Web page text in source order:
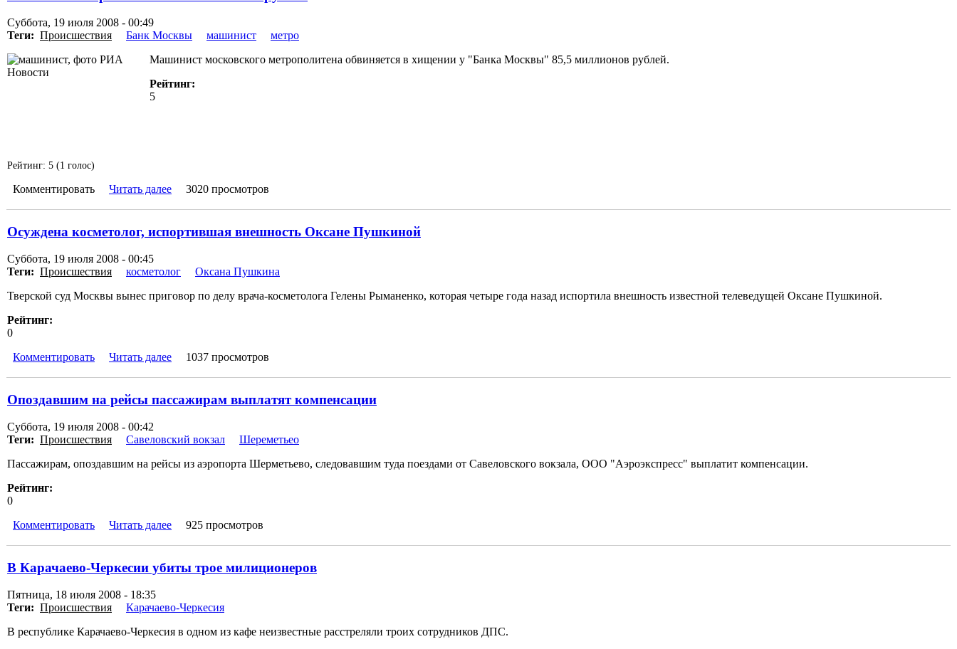
Суббота, 19 июля 2008 - 00:49
Теги: Происшествия Банк Москвы машинист
метро
Машинист московского метрополитена обвиняется в хищении у "Банка Москвы" 85,5 миллионов рублей.
Рейтинг:
5
Рейтинг: 5 (1 голос)
Комментировать Читать далее 3020 просмотров
Осуждена косметолог, испортившая внешность Оксане Пушкиной
Суббота, 19 июля 2008 - 00:45
Теги: Происшествия косметолог
Оксана Пушкина
Тверской суд Москвы вынес приговор по делу врача-косметолога Гелены Рыманенко, которая четыре года назад испортила внешность известной телеведущей Оксане Пушкиной.
Рейтинг:
0
Комментировать
Читать далее 1037 просмотров
Опоздавшим на рейсы пассажирам выплатят компенсации
Суббота, 19 июля 2008 - 00:42
Теги: Происшествия Савеловский вокзал
Шереметьео
Пассажирам, опоздавшим на рейсы из аэропорта Шерметьево, следовавшим туда поездами от Савеловского вокзала, ООО "Аэроэкспресс" выплатит компенсации.
Рейтинг:
0
Комментировать
Читать далее 925 просмотров
В Карачаево-Черкесии убиты трое милиционеров
Пятница, 18 июля 2008 - 18:35
Теги: Происшествия
Карачаево-Черкесия
В республике Карачаево-Черкесия в одном из кафе неизвестные расстреляли троих сотрудников ДПС.